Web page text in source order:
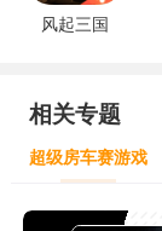
风起三国
相关专题
超级房车赛游戏